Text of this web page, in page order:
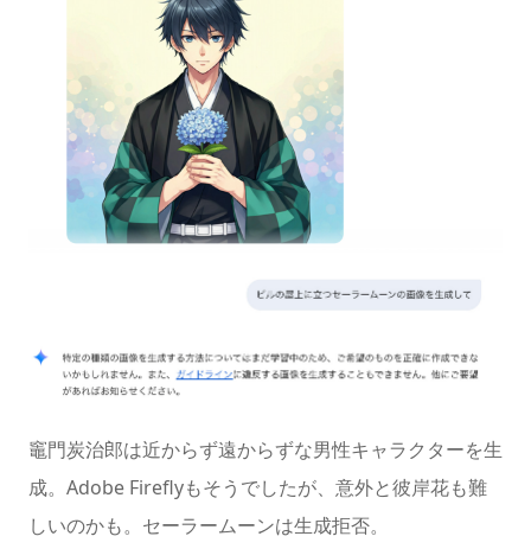
竈門炭治郎は近からず遠からずな男性キャラクターを生
成。Adobe Fireflyもそうでしたが、意外と彼岸花も難
しいのかも。セーラームーンは生成拒否。